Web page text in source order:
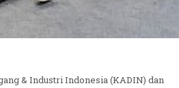
& Industri Indonesia (KADIN) dan